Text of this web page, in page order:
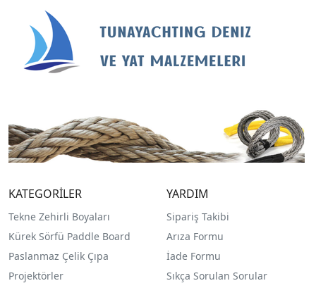
KATEGORİLER
Tekne Zehirli Boyaları
Kürek Sörfü Paddle Board
Paslanmaz Çelik Çıpa
Projektörler
YARDIM
Sipariş Takibi
Arıza Formu
İade Formu
Sıkça Sorulan Sorular